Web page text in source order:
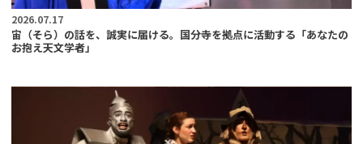
2026.07.17
宙（そら）の話を、誠実に届ける。国分寺を拠点に活動する「あなたの
お抱え天文学者」